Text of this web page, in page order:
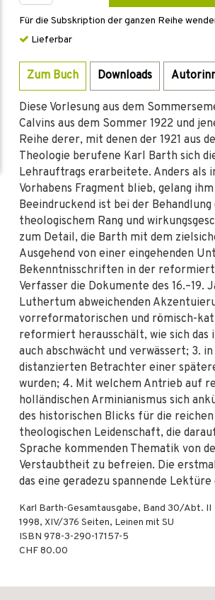
Für die Subskription der ganzen Reihe
Lieferbar
Zum Buch Downloads
Diese Vorlesung aus dem
Calvins aus dem Sommer 1922 und
Reihe derer, mit denen der 1921
Theologie berufene Karl Barth sich
Lehrauftrags erarbeitete. Anders als
Vorhabens Fragment blieb, gelang
Beeindruckend ist bei der
theologischem Rang und
zum Detail, die Barth mit dem
Ausgehend von einer eingehenden
Bekenntnisschriften in der
Verfasser die Dokumente des
Luthertum abweichenden
vorreformatorischen und römisch-
reformiert herausschält, wie sich das
auch abschwächt und verwässert; 3.
distanzierten Betrachter einer
wurden; 4. Mit welchem Antrieb auf
holländischen Arminianismus sich
des historischen Blicks für die
theologischen Leidenschaft, die
Sprache kommenden Thematik von
Verstaubtheit zu befreien. Die
das eine geradezu spannende
Karl Barth-Gesamtausgabe, Band 30/Abt. II
1998, XIV/376 Seiten, Leinen mit SU
ISBN 978-3-290-17157-5
CHF 80.00